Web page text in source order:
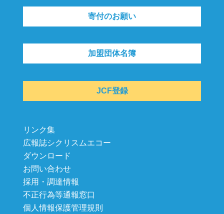
寄付のお願い
加盟団体名簿
JCF登録
リンク集
広報誌シクリスムエコー
ダウンロード
お問い合わせ
採用・調達情報
不正行為等通報窓口
個人情報保護管理規則